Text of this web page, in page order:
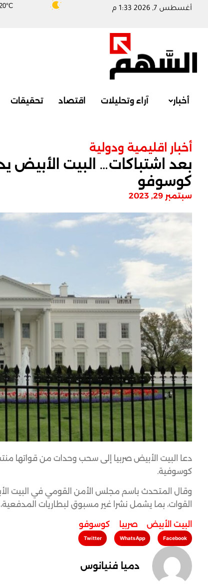
20°C أغسطس 7, 2026 1:33 م
أخبار آراء وتحليلات اقتصاد تحقيقات
أخبار اقليمية ودولية
بعد اشتباكات… البيت
كوسوفو
سبتمبر 29, 2023
دعا البيت الأبيض صربيا إلى سحب وحدات من قواتها
كوسوفية.
وقال المتحدث باسم مجلس الأمن القومي في البيت
القوات، بما يشمل نشرا غير مسبوق لبطاريات
البيت الأبيض صربيا كوسوفو
Facebook
WhatsApp
Twitter
دميا فنيانوس